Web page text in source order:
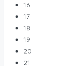
16
17
18
19
20
21